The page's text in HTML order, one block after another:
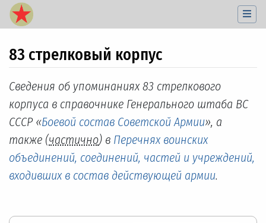
83 стрелковый корпус
Перейти к:навигация,поиск
Сведения об упоминаниях 83 стрелкового
корпуса в справочнике Генерального штаба ВС
СССР «Боевой состав Советской Армии», а
также (частично) в Перечнях воинских
объединений, соединений, частей и учреждений,
входивших в состав действующей армии.